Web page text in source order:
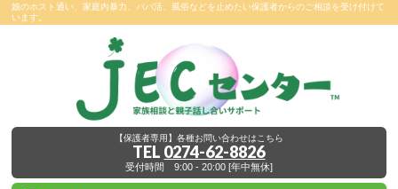
娘のホスト通い、家庭内暴力、パパ活、風俗などを止めたい保護者からのご相談を受け付けて
います。
【保護者専用】各種お問い合わせはこちら
TEL 0274-62-8826
受付時間 9:00 - 20:00 [年中無休]